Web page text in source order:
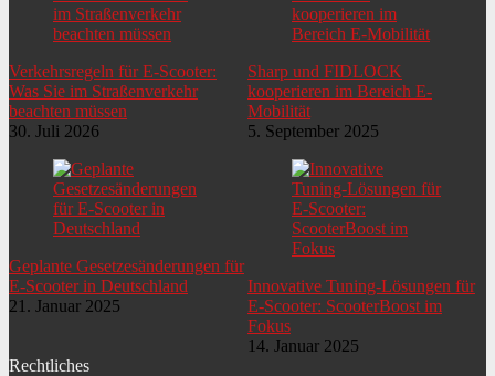
Verkehrsregeln für E-Scooter:
Was Sie im Straßenverkehr
beachten müssen
30. Juli 2026
Sharp und FIDLOCK
kooperieren im Bereich E-
Mobilität
5. September 2025
Geplante Gesetzesänderungen für
E-Scooter in Deutschland
21. Januar 2025
Innovative Tuning-Lösungen für
E-Scooter: ScooterBoost im
Fokus
14. Januar 2025
Rechtliches